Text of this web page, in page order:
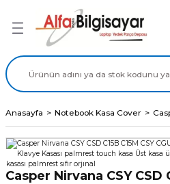
Geri Dön
Geri Dön
Geri Dön
Geri Dön
Geri Dön
Anasayfa Notebook Kasa Cover
Casper Nirvana CSY CSD